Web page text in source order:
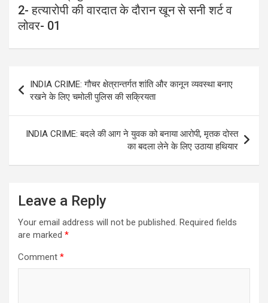
2- हत्यारोपी की वारदात के दौरान खून से सनी शर्ट व
लोवर- 01
navigation
INDIA CRIME: गौचर क्षेत्रान्तर्गत शांति और कानून व्यवस्था बनाए
रखने के लिए चमोली पुलिस की सक्रियता
INDIA CRIME: बदले की आग ने युवक को बनाया आरोपी, मृतक दोस्त
का बदला लेने के लिए उठाया हथियार
Leave a Reply
Your email address will not be published. Required fields
are marked *
Comment *